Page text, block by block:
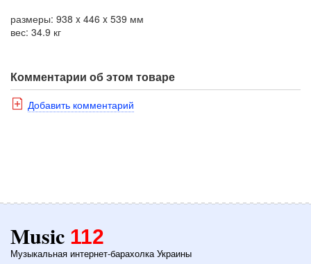
размеры: 938 x 446 x 539 мм
вес: 34.9 кг
Комментарии об этом товаре
Добавить комментарий
Music 112
Музыкальная интернет-барахолка Украины